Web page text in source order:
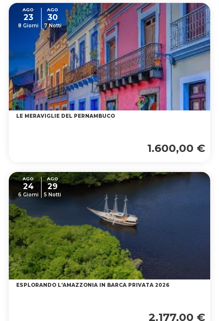
AGO
23
8 Giorni
AGO
30
7 Notti
LE MERAVIGLIE DEL PERNAMBUCO
1.600,00 €
AGO
24
6 Giorni
AGO
29
5 Notti
ESPLORANDO L'AMAZZONIA IN BARCA PRIVATA 2026
2.177,00 €